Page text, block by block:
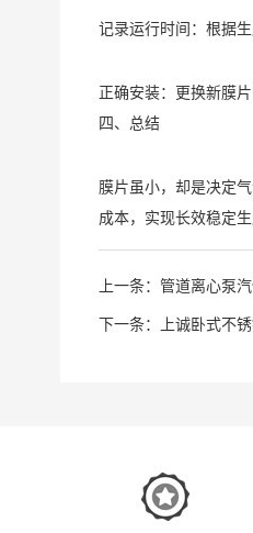
记录运行时间：根据
正确安装：更换新膜
四、总结
膜片虽小，却是决定
成本，实现长效稳定生
上一条： 管道离心泵
下一条： 上诚卧式不